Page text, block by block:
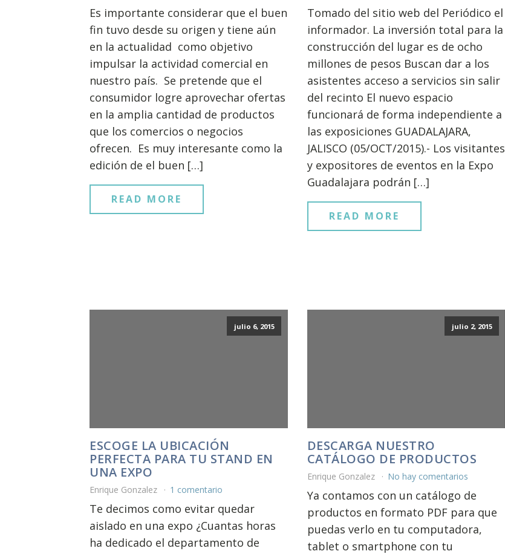
Es importante considerar que el buen
fin tuvo desde su origen y tiene aún
en la actualidad como objetivo
impulsar la actividad comercial en
nuestro país. Se pretende que el
consumidor logre aprovechar ofertas
en la amplia cantidad de productos
que los comercios o negocios
ofrecen. Es muy interesante como la
edición de el buen […]
READ MORE
Tomado del sitio web del Periódico el
informador. La inversión total para la
construcción del lugar es de ocho
millones de pesos Buscan dar a los
asistentes acceso a servicios sin salir
del recinto El nuevo espacio
funcionará de forma independiente a
las exposiciones GUADALAJARA,
JALISCO (05/OCT/2015).- Los visitantes
y expositores de eventos en la Expo
Guadalajara podrán […]
READ MORE
julio 6, 2015
ESCOGE LA UBICACIÓN
PERFECTA PARA TU STAND EN
UNA EXPO
Enrique Gonzalez 1 comentario
Te decimos como evitar quedar
aislado en una expo ¿Cuantas horas
ha dedicado el departamento de
julio 2, 2015
DESCARGA NUESTRO
CATÁLOGO DE PRODUCTOS
Enrique Gonzalez No hay comentarios
Ya contamos con un catálogo de
productos en formato PDF para que
puedas verlo en tu computadora,
tablet o smartphone con tu